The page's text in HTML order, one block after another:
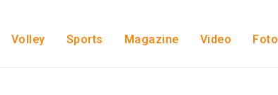
Volley Sports Magazine Video Foto